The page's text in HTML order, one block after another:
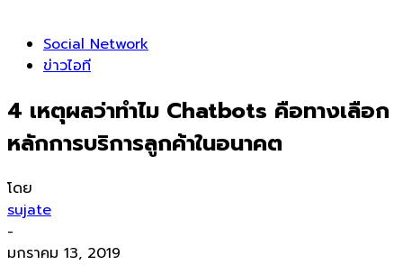
Social Network
ข่าวไอที
4 เหตุผลว่าทำไม Chatbots คือทางเลือก
หลักการบริการลูกค้าในอนาคต
โดย
sujate
-
มกราคม 13, 2019